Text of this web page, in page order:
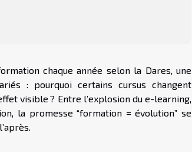
chaque année selon la Dares, une
: pourquoi certains cursus changent
visible ? Entre l’explosion du e-learning,
la promesse “formation = évolution” se